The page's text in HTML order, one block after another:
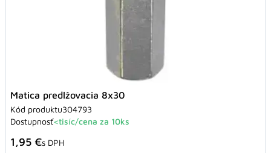
Matica predlžovacia 8x30
Kód produktu304793
Dostupnosť<tisíc/cena za 10ks
1,95 €s DPH